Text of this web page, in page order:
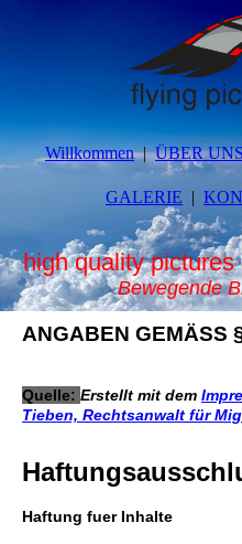
Willkommen ÜBER
GALERIE
high quality
Bewegende
ANGABEN GEMÄSS
Quelle: Erstellt mit dem
Tieben, Rechtsanwalt für
Haftung fuer Inhalte